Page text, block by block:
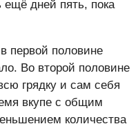
ещё дней пять, пока
первой половине
Во второй половине
грядку и сам себя
вкупе с общим
количества